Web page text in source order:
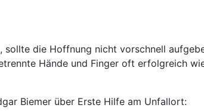
sollte die Hoffnung nicht vorschnell
Hände und Finger oft erfolgreich
Biemer über Erste Hilfe am Unfallort: